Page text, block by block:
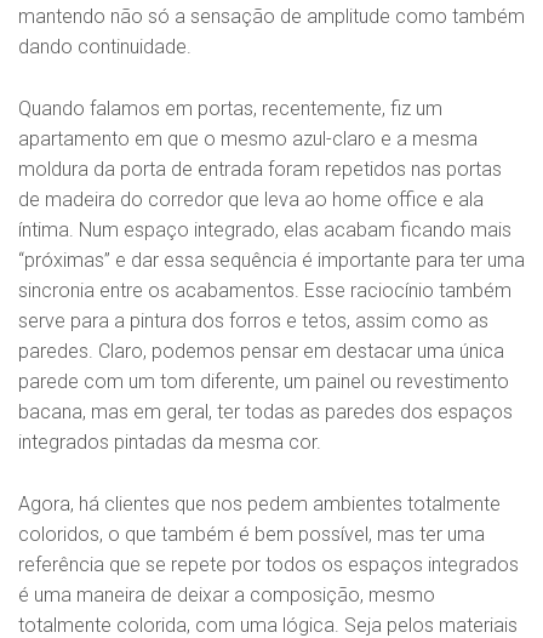
mantendo não só a sensação de amplitude como também
dando continuidade.
Quando falamos em portas, recentemente, fiz um
apartamento em que o mesmo azul-claro e a mesma
moldura da porta de entrada foram repetidos nas portas
de madeira do corredor que leva ao home office e ala
íntima. Num espaço integrado, elas acabam ficando mais
“próximas” e dar essa sequência é importante para ter uma
sincronia entre os acabamentos. Esse raciocínio também
serve para a pintura dos forros e tetos, assim como as
paredes. Claro, podemos pensar em destacar uma única
parede com um tom diferente, um painel ou revestimento
bacana, mas em geral, ter todas as paredes dos espaços
integrados pintadas da mesma cor.
Agora, há clientes que nos pedem ambientes totalmente
coloridos, o que também é bem possível, mas ter uma
referência que se repete por todos os espaços integrados
é uma maneira de deixar a composição, mesmo
totalmente colorida, com uma lógica. Seja pelos materiais